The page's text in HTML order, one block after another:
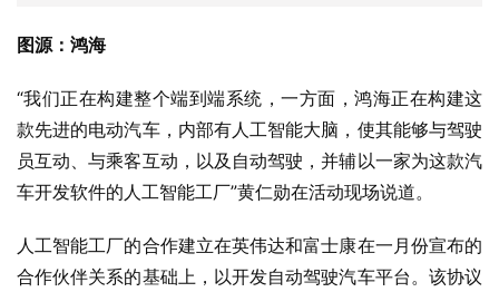
图源：鸿海
“我们正在构建整个端到端系统，一方面，鸿海正在构建这
款先进的电动汽车，内部有人工智能大脑，使其能够与驾驶
员互动、与乘客互动，以及自动驾驶，并辅以一家为这款汽
车开发软件的人工智能工厂”黄仁勋在活动现场说道。
人工智能工厂的合作建立在英伟达和富士康在一月份宣布的
合作伙伴关系的基础上，以开发自动驾驶汽车平台。该协议